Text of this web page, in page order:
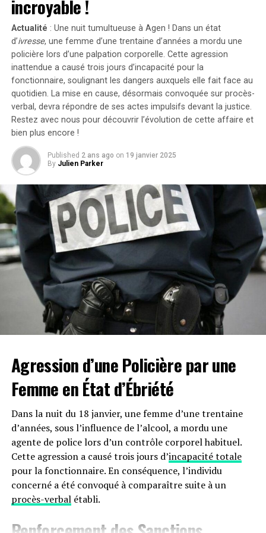
Considérez une blockchain comme une série de pièces de
puzzle interconnectées, où chaque pièce est un bloc
contenant un historique de transactions. Cette
métaphore simplifie non seulement le concept, mais
souligne également comment chaque bloc dépend de
son prédécesseur, maintenant ainsi l’intégrité de
l’ensemble de la chaîne.
Au cœur de chaque bloc de la blockchain se trouve une
registre. Ce qui relie ces blocs en une chaîne est un
hachage cryptographique, une empreinte unique dérivée
du contenu du bloc. Modifier une information altère
soit corrigée.
Imaginez ces pièces de puzzle comme transparentes,
permettant à quiconque sur le réseau de consulter les
transactions enregistrées dans les blocs tout en gardant
les données personnelles privées et cryptées. Cette
visibilité, associée à la confidentialité, est gérée par des
valident les nouveaux blocs et appliquent les règles du
avant la sortie du film de Francesca Gregorini.
« Elle cherche simplement à tirer profit d’un travail
qu’elle n’a pas conçu », a affirmé l’avocate Brittany
Amadi lors du procès.En 2020, une première plainte
avait été rejetée ; néanmoins, la cour d’appel avait
rouvert l’affaire en considérant qu’il existait un débat
légitime concernant les « similarités substantielles »
entre les deux œuvres.Cette affaire soulève des
questions cruciales sur l’originalité dans le secteur
cinématographique et pourrait avoir des conséquences
significatives sur les droits d’auteur et la propriété
incroyable !
Actualité : Une nuit tumultueuse à Agen ! Dans un état
d’ivresse, une femme d’une trentaine d’années a mordu une
policière lors d’une palpation corporelle. Cette agression
inattendue a causé trois jours d’incapacité pour la
fonctionnaire, soulignant les dangers auxquels elle fait face au
quotidien. La mise en cause, désormais convoquée sur procès-
verbal, devra répondre de ses actes impulsifs devant la justice.
Restez avec nous pour découvrir l’évolution de cette affaire et
bien plus encore !
Published 2 ans ago on 19 janvier 2025
By Julien Parker
Agression d’une Policière par une
Femme en État d’Ébriété
Dans la nuit du 18 janvier, une femme d’une trentaine
d’années, sous l’influence de l’alcool, a mordu une
agente de police lors d’un contrôle corporel habituel.
Cette agression a causé trois jours d’incapacité totale
pour la fonctionnaire. En conséquence, l’individu
concerné a été convoqué à comparaître suite à un
procès-verbalétabli.